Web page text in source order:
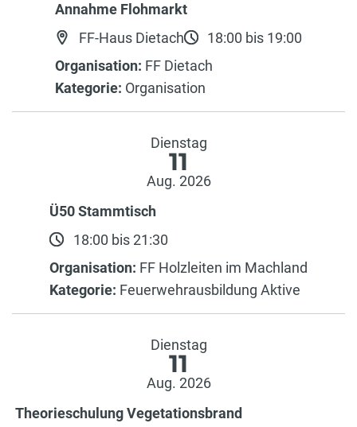
Annahme Flohmarkt
FF-Haus Dietach
18:00 bis 19:00
Organisation: FF Dietach
Kategorie: Organisation
Dienstag
11
Aug. 2026
Ü50 Stammtisch
18:00 bis 21:30
Organisation: FF Holzleiten im Machland
Kategorie: Feuerwehrausbildung Aktive
Dienstag
11
Aug. 2026
Theorieschulung Vegetationsbrand